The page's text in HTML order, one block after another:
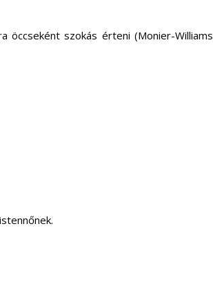
öccseként szokás érteni (Monier-Williams